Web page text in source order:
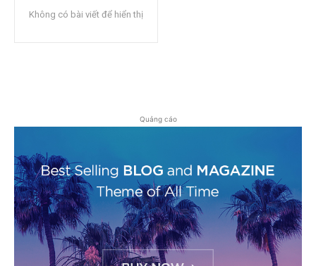
Không có bài viết để hiển thị
Quảng cáo